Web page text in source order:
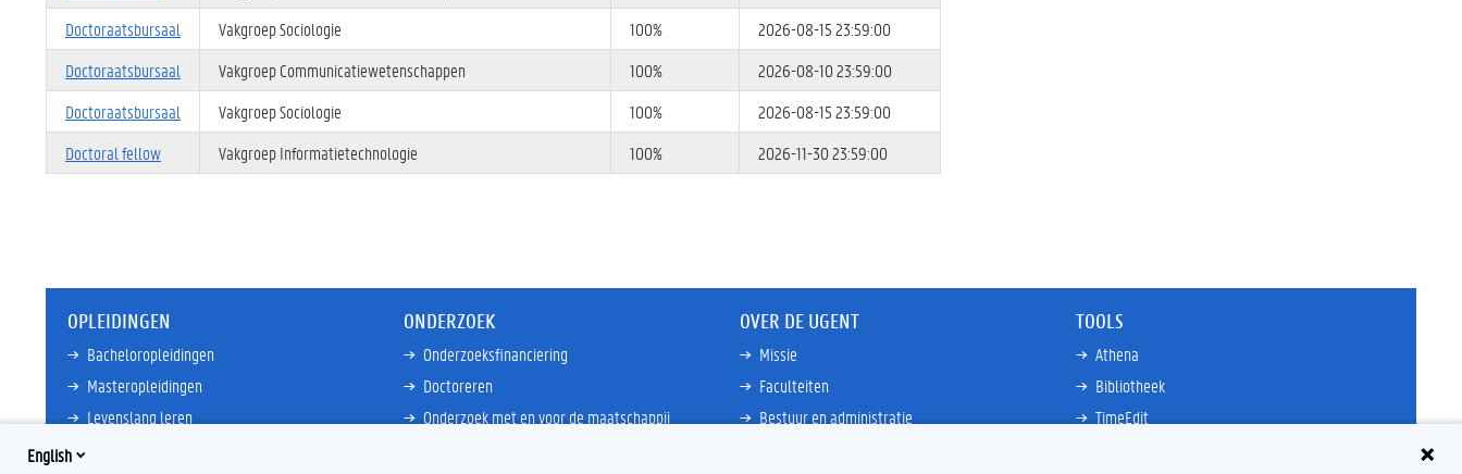
Doctoraatsbursaal
Vakgroep Sociologie 100%
2026-08-15 23:59:00
Doctoraatsbursaal
Vakgroep Communicatiewetenschappen 100%
2026-08-10 23:59:00
Doctoraatsbursaal
Vakgroep Sociologie 100%
2026-08-15 23:59:00
Doctoral fellow
Vakgroep Informatietechnologie 100% 2026-11-30 23:59:00
OPLEIDINGEN
Bacheloropleidingen
Masteropleidingen
Levenslang leren
ONDERZOEK
Onderzoeksfinanciering
Doctoreren
Onderzoek met en voor de maatschappij
OVER DE UGENT
Missie
Faculteiten
Bestuur en administratie
TOOLS
Athena
Bibliotheek
TimeEdit
English